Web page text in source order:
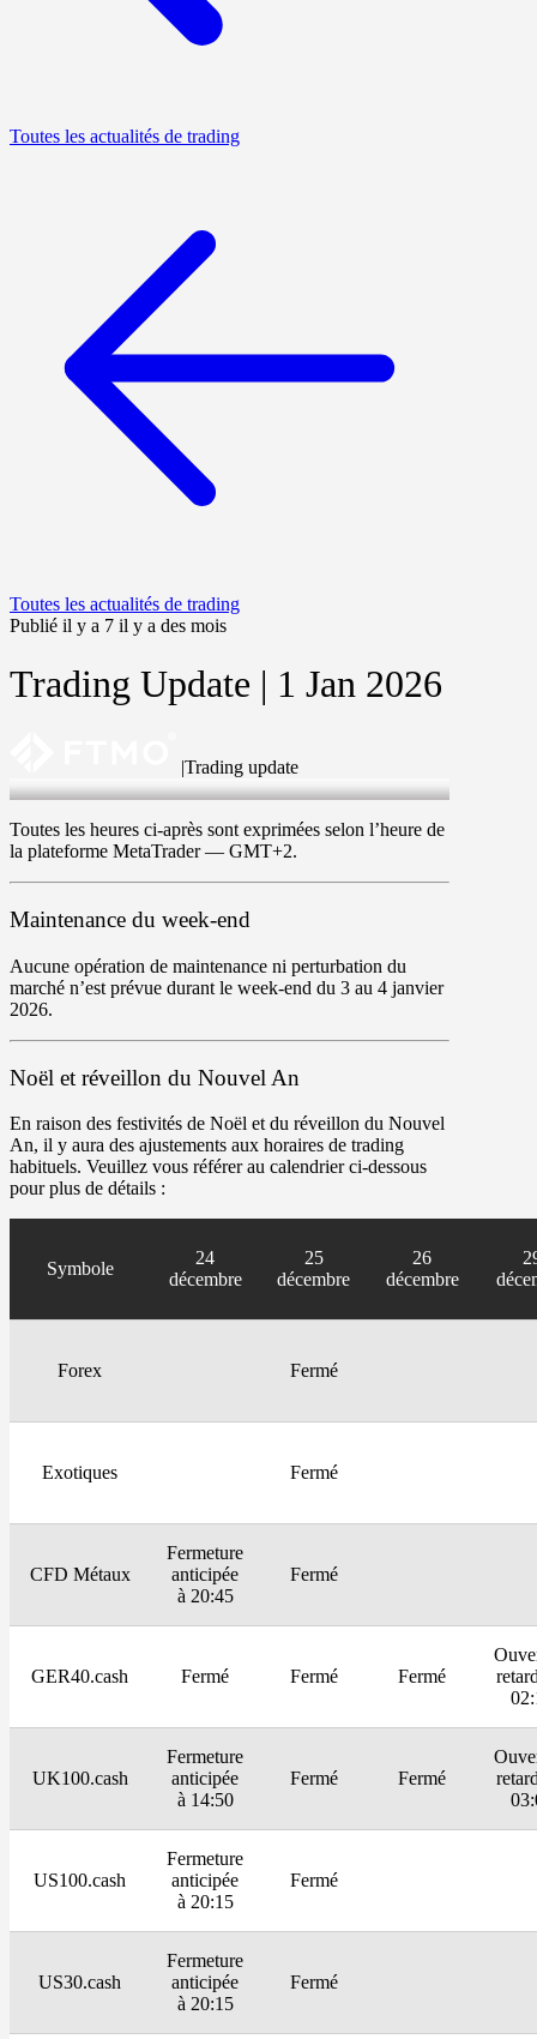
Toutes les actualités de trading
Toutes les actualités de trading
Publié il y a 7 il y a des mois
Trading Update | 1 Jan 2026
|Trading update
1 Jan 2026
Toutes les heures ci-après sont exprimées selon l’heure de
la plateforme MetaTrader — GMT+2.
Maintenance du week-end
Aucune opération de maintenance ni perturbation du
marché n’est prévue durant le week-end du 3 au 4 janvier
2026.
Noël et réveillon du Nouvel An
En raison des festivités de Noël et du réveillon du Nouvel
An, il y aura des ajustements aux horaires de trading
habituels. Veuillez vous référer au calendrier ci-dessous
pour plus de détails :
Symbole
24
décembre
25
décembre
26
décembre
Forex Fermé
Exotiques Fermé
CFD Métaux
Fermeture
anticipée
à 20:45
Fermé
GER40.cash Fermé Fermé Fermé
UK100.cash
Fermeture
anticipée
à 14:50
Fermé Fermé
US100.cash
Fermeture
anticipée
à 20:15
Fermé
US30.cash
Fermeture
anticipée
à 20:15
Fermé